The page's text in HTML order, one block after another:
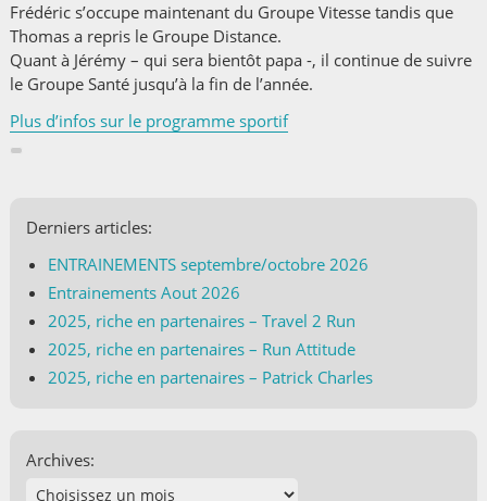
Frédéric s’occupe maintenant du Groupe Vitessetandis que
Thomas a repris le Groupe Distance.
Quant à Jérémy – qui sera bientôt papa -, il continue de suivre
le Groupe Santéjusqu’à la fin de l’année.
Plus d’infos sur le programme sportif
Derniers articles:
ENTRAINEMENTS septembre/octobre 2026
Entrainements Aout 2026
2025, riche en partenaires – Travel 2 Run
2025, riche en partenaires – Run Attitude
2025, riche en partenaires – Patrick Charles
Archives: